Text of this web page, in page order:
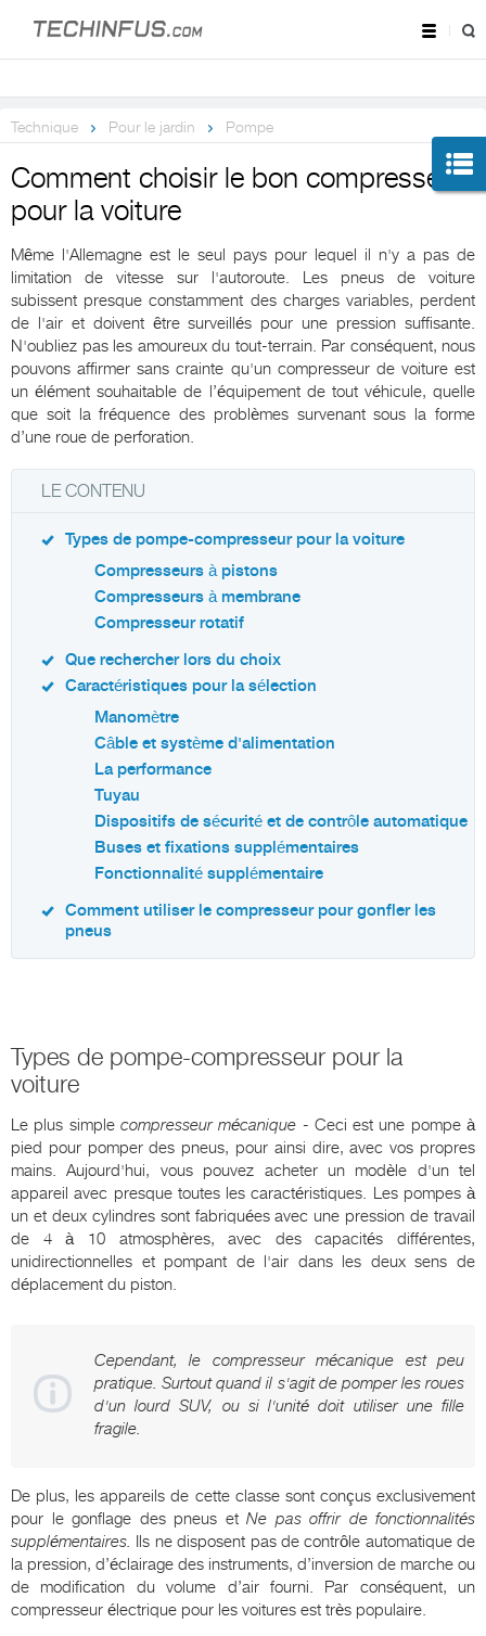
Technique Pour le jardin Pompe
Comment choisir le bon compresseur
pour la voiture
Même l'Allemagne est le seul pays pour lequel il n'y a pas de
limitation de vitesse sur l'autoroute. Les pneus de voiture
subissent presque constamment des charges variables, perdent
de l'air et doivent être surveillés pour une pression suffisante.
N'oubliez pas les amoureux du tout-terrain. Par conséquent, nous
pouvons affirmer sans crainte qu'un compresseur de voiture est
un élément souhaitable de l’équipement de tout véhicule, quelle
que soit la fréquence des problèmes survenant sous la forme
d’une roue de perforation.
LE CONTENU
Types de pompe-compresseur pour la voiture
Compresseurs à pistons
Compresseurs à membrane
Compresseur rotatif
Que rechercher lors du choix
Caractéristiques pour la sélection
Manomètre
Câble et système d'alimentation
La performance
Tuyau
Dispositifs de sécurité et de contrôle automatique
Buses et fixations supplémentaires
Fonctionnalité supplémentaire
Comment utiliser le compresseur pour gonfler les
pneus
Types de pompe-compresseur pour la
voiture
Le plus simple compresseur mécanique - Ceci est une pompe à
pied pour pomper des pneus, pour ainsi dire, avec vos propres
mains. Aujourd'hui, vous pouvez acheter un modèle d'un tel
appareil avec presque toutes les caractéristiques. Les pompes à
un et deux cylindres sont fabriquées avec une pression de travail
de 4 à 10 atmosphères, avec des capacités différentes,
unidirectionnelles et pompant de l'air dans les deux sens de
déplacement du piston.
Cependant, le compresseur mécanique est peu
pratique. Surtout quand il s'agit de pomper les roues
d'un lourd SUV, ou si l'unité doit utiliser une fille
fragile.
De plus, les appareils de cette classe sont conçus exclusivement
pour le gonflage des pneus et Ne pas offrir de fonctionnalités
supplémentaires. Ils ne disposent pas de contrôle automatique de
la pression, d’éclairage des instruments, d’inversion de marche ou
de modification du volume d’air fourni. Par conséquent, un
compresseur électrique pour les voitures est très populaire.